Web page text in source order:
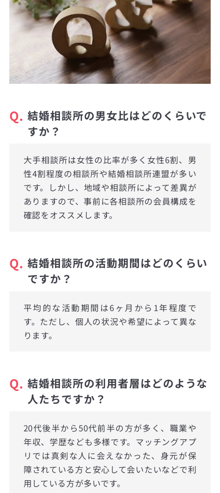
Q. 結婚相談所の男女比はどのくらいで
すか？
大手相談所は女性の比率が多く女性6割、男
性4割程度の相談所や結婚相談所連盟が多い
です。しかし、地域や相談所によって差異が
ありますので、事前に各相談所の会員構成を
確認をオススメします。
Q. 結婚相談所の活動期間はどのくらい
ですか？
平均的な活動期間は6ヶ月から1年程度で
す。ただし、個人の状況や希望によって異な
ります。
Q. 結婚相談所の利用者層はどのような
人たちですか？
20代後半から50代前半の方が多く、職業や
年収、学歴なども多様です。マッチングアプ
リでは真剣な人に会えなかった、身元が保
障されている方と安心して会いたいなどで利
用している方が多いです。